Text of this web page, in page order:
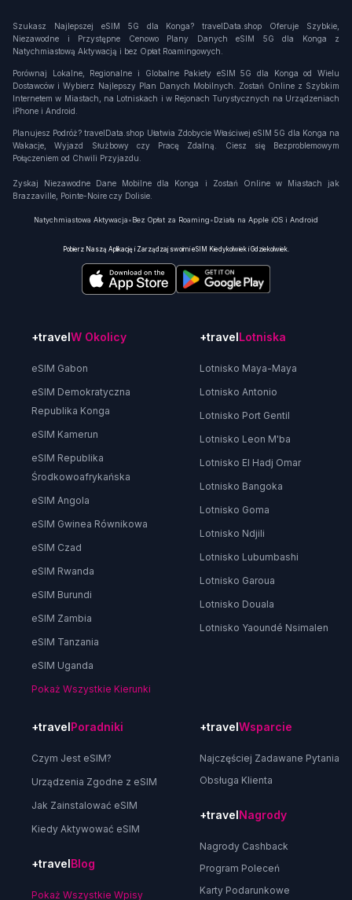
Szukasz Najlepszej eSIM 5G dla Konga? travelData.shop Oferuje Szybkie,
Niezawodne i Przystępne Cenowo Plany Danych eSIM 5G dla Konga z
Natychmiastową Aktywacją i bez Opłat Roamingowych.
Porównaj Lokalne, Regionalne i Globalne Pakiety eSIM 5G dla Konga od Wielu
Dostawców i Wybierz Najlepszy Plan Danych Mobilnych. Zostań Online z Szybkim
Internetem w Miastach, na Lotniskach i w Rejonach Turystycznych na Urządzeniach
iPhone i Android.
Planujesz Podróż? travelData.shop Ułatwia Zdobycie Właściwej eSIM 5G dla Konga na
Wakacje, Wyjazd Służbowy czy Pracę Zdalną. Ciesz się Bezproblemowym
Połączeniem od Chwili Przyjazdu.
Zyskaj Niezawodne Dane Mobilne dla Konga i Zostań Online w Miastach jak
Brazzaville, Pointe-Noire czy Dolisie.
Natychmiastowa Aktywacja•Bez Opłat za Roaming•Działa na Apple iOS i Android
Pobierz Naszą Aplikację i Zarządzaj swoimi eSIM Kiedykolwiek i Gdziekolwiek.
+travelW Okolicy
eSIM Gabon
eSIM Demokratyczna
Republika Konga
eSIM Kamerun
eSIM Republika
Środkowoafrykańska
eSIM Angola
eSIM Gwinea Równikowa
eSIM Czad
eSIM Rwanda
eSIM Burundi
eSIM Zambia
eSIM Tanzania
eSIM Uganda
Pokaż Wszystkie Kierunki
+travelLotniska
Lotnisko Maya-Maya
Lotnisko Antonio
Lotnisko Port Gentil
Lotnisko Leon M'ba
Lotnisko El Hadj Omar
Lotnisko Bangoka
Lotnisko Goma
Lotnisko Ndjili
Lotnisko Lubumbashi
Lotnisko Garoua
Lotnisko Douala
Lotnisko Yaoundé Nsimalen
+travelPoradniki
Czym Jest eSIM?
Urządzenia Zgodne z eSIM
Jak Zainstalować eSIM
Kiedy Aktywować eSIM
+travelBlog
Pokaż Wszystkie Wpisy
+travelWsparcie
Najczęściej Zadawane Pytania
Obsługa Klienta
+travelNagrody
Nagrody Cashback
Program Poleceń
Karty Podarunkowe